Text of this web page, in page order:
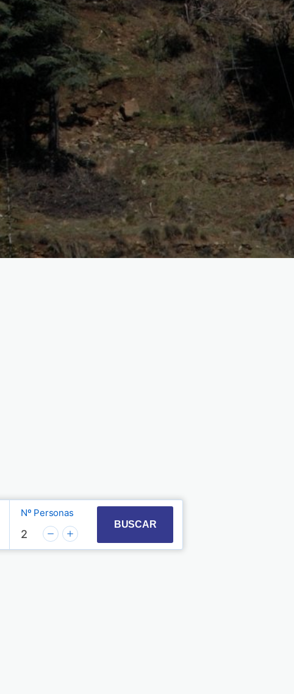
with the calendar and select a date. Press the
key to interact with the calendar and select a date.
Nº Personas
2
BUSCAR